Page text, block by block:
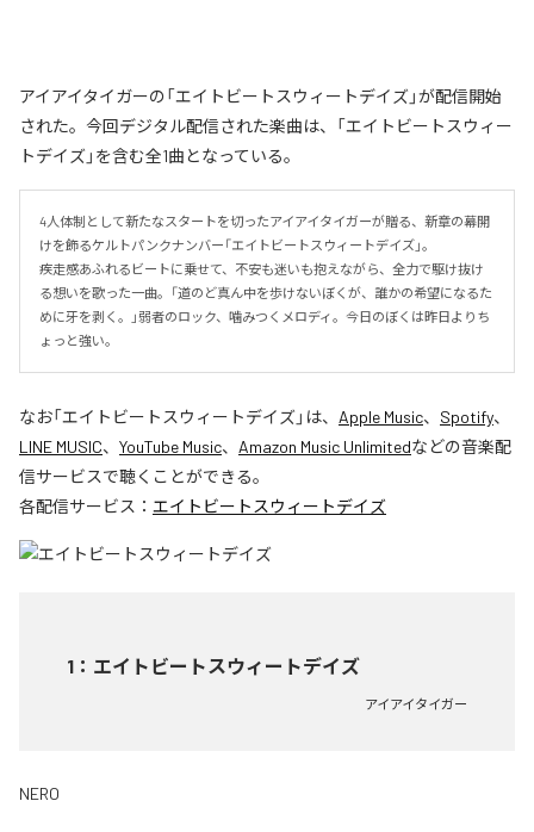
アイアイタイガーの「エイトビートスウィートデイズ」が配信開始
された。今回デジタル配信された楽曲は、「エイトビートスウィー
トデイズ」を含む全1曲となっている。
4人体制として新たなスタートを切ったアイアイタイガーが贈る、新章の幕開
けを飾るケルトパンクナンバー「エイトビートスウィートデイズ」。
疾走感あふれるビートに乗せて、不安も迷いも抱えながら、全力で駆け抜け
る想いを歌った一曲。「道のど真ん中を歩けないぼくが、誰かの希望になるた
めに牙を剥く。」弱者のロック、噛みつくメロディ。今日のぼくは昨日よりち
ょっと強い。
なお「エイトビートスウィートデイズ」は、 Apple Music、 Spotify、
LINE MUSIC、 YouTube Music、 Amazon Music Unlimitedなどの音楽配
信サービスで聴くことができる。
各配信サービス： エイトビートスウィートデイズ
1 ： エイトビートスウィートデイズ
アイアイタイガー
NERO